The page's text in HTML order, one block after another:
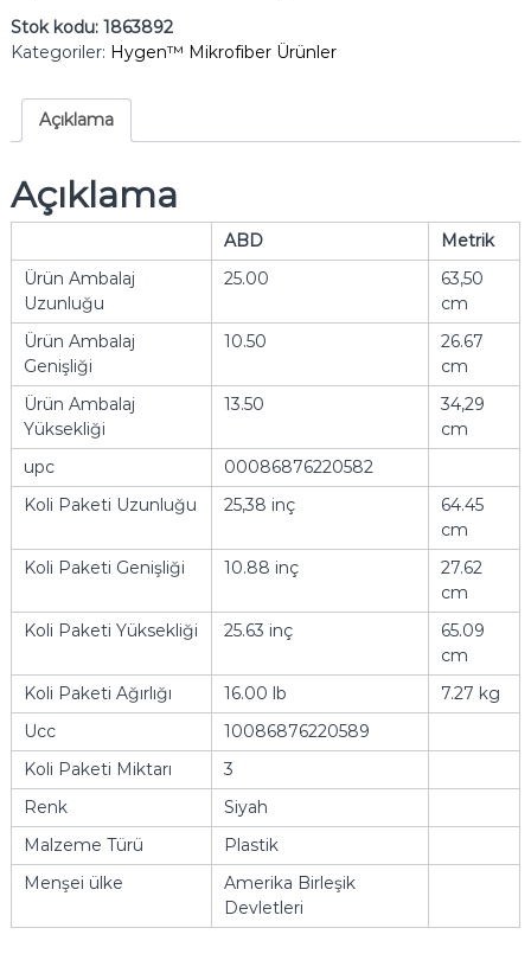
Stok kodu: 1863892
Kategoriler: Hygen™ Mikrofiber Ürünler
Açıklama
Açıklama
ABD
Metrik
Ürün Ambalaj
Uzunluğu
25.00
63,50
cm
Ürün Ambalaj
Genişliği
10.50
26.67
cm
Ürün Ambalaj
Yüksekliği
13.50
34,29
cm
upc
00086876220582
Koli Paketi Uzunluğu
25,38 inç
64.45
cm
Koli Paketi Genişliği
10.88 inç
27.62
cm
Koli Paketi Yüksekliği
25.63 inç
65.09
cm
Koli Paketi Ağırlığı
16.00 lb
7.27 kg
Ucc
10086876220589
Koli Paketi Miktarı
3
Renk
Siyah
Malzeme Türü
Plastik
Menşei ülke
Amerika Birleşik
Devletleri